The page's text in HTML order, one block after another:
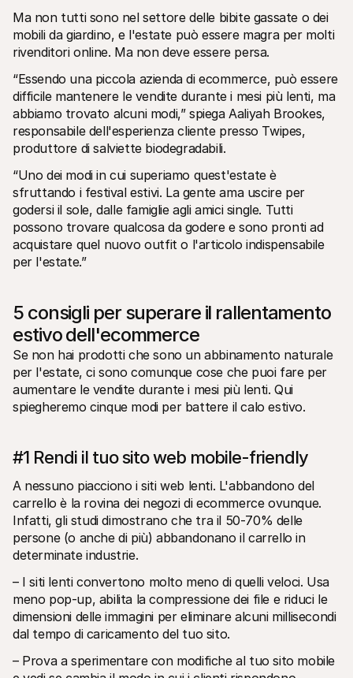
Ma non tutti sono nel settore delle bibite gassate o dei
mobili da giardino, e l'estate può essere magra per molti
rivenditori online. Ma non deve essere persa.
“Essendo una piccola azienda di ecommerce, può essere
difficile mantenere le vendite durante i mesi più lenti, ma
abbiamo trovato alcuni modi,” spiega Aaliyah Brookes,
responsabile dell'esperienza cliente presso Twipes,
produttore di salviette biodegradabili.
“Uno dei modi in cui superiamo quest'estate è
sfruttando i festival estivi. La gente ama uscire per
godersi il sole, dalle famiglie agli amici single. Tutti
possono trovare qualcosa da godere e sono pronti ad
acquistare quel nuovo outfit o l'articolo indispensabile
per l'estate.”
5 consigli per superare il rallentamento
estivo dell'ecommerce
Se non hai prodotti che sono un abbinamento naturale
per l'estate, ci sono comunque cose che puoi fare per
aumentare le vendite durante i mesi più lenti. Qui
spiegheremo cinque modi per battere il calo estivo.
#1 Rendi il tuo sito web mobile-friendly
A nessuno piacciono i siti web lenti. L'abbandono del
carrello è la rovina dei negozi di ecommerce ovunque.
Infatti, gli studi dimostrano che tra il 50-70% delle
persone (o anche di più) abbandonano il carrello in
determinate industrie.
– I siti lenti convertono molto meno di quelli veloci. Usa
meno pop-up, abilita la compressione dei file e riduci le
dimensioni delle immagini per eliminare alcuni millisecondi
dal tempo di caricamento del tuo sito.
– Prova a sperimentare con modifiche al tuo sito mobile